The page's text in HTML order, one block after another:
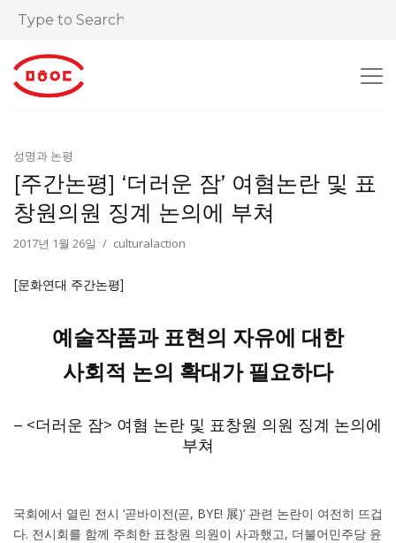
성명과 논평
[주간논평] ‘더러운 잠’ 여혐논란 및 표
창원의원 징계 논의에 부쳐
2017년 1월 26일 culturalaction
[문화연대 주간논평]
예술작품과 표현의 자유에 대한
사회적 논의 확대가 필요하다
– <더러운 잠> 여혐 논란 및 표창원 의원 징계 논의에
부쳐
국회에서 열린 전시 ‘곧바이전(곧, BYE! 展)’ 관련 논란이 여전히 뜨겁
다. 전시회를 함께 주최한 표창원 의원이 사과했고, 더불어민주당 윤